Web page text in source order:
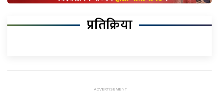
प्रतिक्रिया